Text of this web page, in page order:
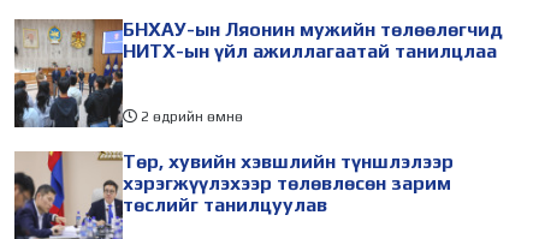
БНХАУ-ын Ляонин мужийн төлөөлөгчид
НИТХ-ын үйл ажиллагаатай танилцлаа
2 өдрийн өмнө
Төр, хувийн хэвшлийн түншлэлээр
хэрэгжүүлэхээр төлөвлөсөн зарим
төслийг танилцуулав